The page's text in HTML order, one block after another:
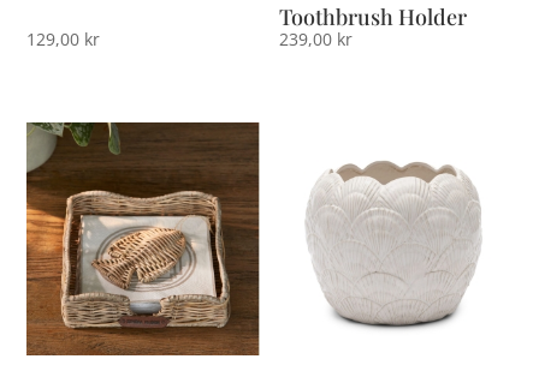
129,00 kr
Toothbrush Holder
239,00 kr